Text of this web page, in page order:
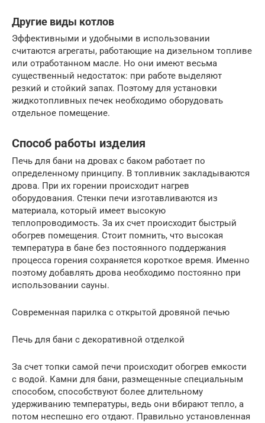
Другие виды котлов
Эффективными и удобными в использовании
считаются агрегаты, работающие на дизельном топливе
или отработанном масле. Но они имеют весьма
существенный недостаток: при работе выделяют
резкий и стойкий запах. Поэтому для установки
жидкотопливных печек необходимо оборудовать
отдельное помещение.
Способ работы изделия
Печь для бани на дровах с баком работает по
определенному принципу. В топливник закладываются
дрова. При их горении происходит нагрев
оборудования. Стенки печи изготавливаются из
материала, который имеет высокую
теплопроводимость. За их счет происходит быстрый
обогрев помещения. Стоит помнить, что высокая
температура в бане без постоянного поддержания
процесса горения сохраняется короткое время. Именно
поэтому добавлять дрова необходимо постоянно при
использовании сауны.
Современная парилка с открытой дровяной печью
Печь для бани с декоративной отделкой
За счет топки самой печи происходит обогрев емкости
с водой. Камни для бани, размещенные специальным
способом, способствуют более длительному
удерживанию температуры, ведь они вбирают тепло, а
потом неспешно его отдают. Правильно установленная